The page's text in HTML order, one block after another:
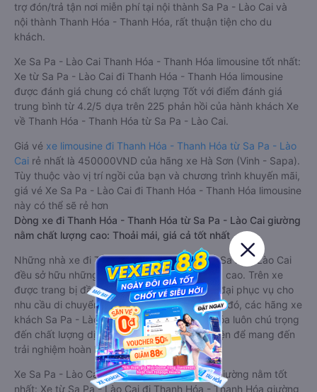
trợ đón/trả tận nơi miễn phí tại nội thành Sa Pa - Lào Cai và
nội thành Thanh Hóa - Thanh Hóa, rất thuận tiện cho du
khách.
Xe Sa Pa - Lào Cai Thanh Hóa - Thanh Hóa limousine tốt nhất:
Xe từ Sa Pa - Lào Cai đi Thanh Hóa - Thanh Hóa limousine
được đánh giá chung có chất lượng Tốt với điểm đánh giá
trung bình từ 4.2/5 dựa trên 225 phản hồi của hành khách Xe
về Thanh Hóa - Thanh Hóa từ Sa Pa - Lào Cai.
Giá vé xe limousine đi Thanh Hóa - Thanh Hóa từ Sa Pa - Lào
Cai rẻ nhất là 450000VND của hãng xe Hà Sơn (Vinh - Sapa).
Tùy thuộc vào vị trí ngồi của bạn và chương trình khuyến mãi,
giá vé Xe Sa Pa - Lào Cai đi Thanh Hóa - Thanh Hóa limousine
này có thể sẽ rẻ hơn
Dòng xe đi Thanh Hóa - Thanh Hóa từ Sa Pa - Lào Cai giường
nằm chất lượng cao: Thoải mái, giá cả tốt nhất
Những nhà xe đi Thanh Hóa - Thanh Hóa từ Sa Pa - Lào Cai
đều sở hữu những xe giường nằm chất lượng cao. Trên xe
được trang bị đầy đủ các trang thiết bị hiện đại phục vụ cho
nhu cầu di chuyển của hành khách. Bên cạnh đó, các hãng xe
khách Sa Pa - Lào Cai Thanh Hóa - Thanh Hóa luôn chú trọng
đến chất lượng dịch vụ, không ngừng cải thiện để mang đến
trải nghiệm hoàn hảo cho hành khách.
Xe Sa Pa - Lào Cai Thanh Hóa - Thanh Hóa giường nằm tốt
nhất: Xe từ Sa Pa - Lào Cai đi Thanh Hóa - Thanh Hóa giường